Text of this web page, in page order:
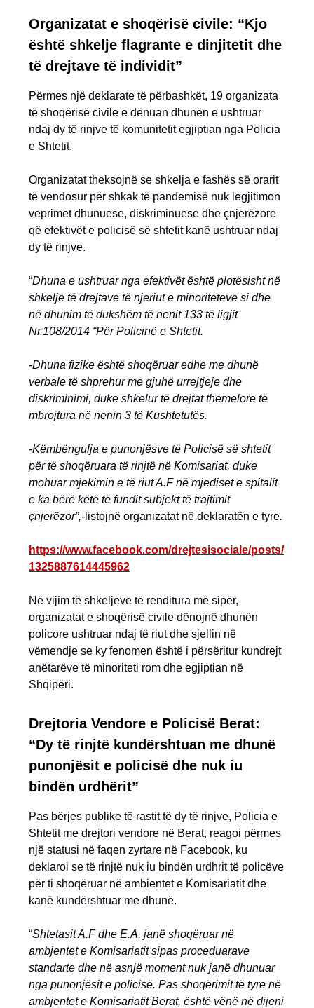
Organizatat e shoqërisë civile: “Kjo
është shkelje flagrante e dinjitetit dhe
të drejtave të individit”
Përmes një deklarate të përbashkët, 19 organizata
të shoqërisë civile e dënuan dhunën e ushtruar
ndaj dy të rinjve të komunitetit egjiptian nga Policia
e Shtetit.
Organizatat theksojnë se shkelja e fashës së orarit
të vendosur për shkak të pandemisë nuk legjitimon
veprimet dhunuese, diskriminuese dhe çnjerëzore
që efektivët e policisë së shtetit kanë ushtruar ndaj
dy të rinjve.
“Dhuna e ushtruar nga efektivët është plotësisht në
shkelje të drejtave të njeriut e minoriteteve si dhe
në dhunim të dukshëm të nenit 133 të ligjit
Nr.108/2014 “Për Policinë e Shtetit.
-Dhuna fizike është shoqëruar edhe me dhunë
verbale të shprehur me gjuhë urrejtjeje dhe
diskriminimi, duke shkelur të drejtat themelore të
mbrojtura në nenin 3 të Kushtetutës.
-Këmbëngulja e punonjësve të Policisë së shtetit
për të shoqëruara të rinjtë në Komisariat, duke
mohuar mjekimin e të riut A.F në mjediset e spitalit
e ka bërë këtë të fundit subjekt të trajtimit
çnjerëzor”,- listojnë organizatat në deklaratën e tyre.
https://www.facebook.com/drejtesisociale/posts/
1325887614445962
Në vijim të shkeljeve të renditura më sipër,
organizatat e shoqërisë civile dënojnë dhunën
policore ushtruar ndaj të riut dhe sjellin në
vëmendje se ky fenomen është i përsëritur kundrejt
anëtarëve të minoriteti rom dhe egjiptian në
Shqipëri.
Drejtoria Vendore e Policisë Berat:
“Dy të rinjtë kundërshtuan me dhunë
punonjësit e policisë dhe nuk iu
bindën urdhërit”
Pas bërjes publike të rastit të dy të rinjve, Policia e
Shtetit me drejtori vendore në Berat, reagoi përmes
një statusi në faqen zyrtare në Facebook, ku
deklaroi se të rinjtë nuk iu bindën urdhrit të policëve
për ti shoqëruar në ambientet e Komisariatit dhe
kanë kundërshtuar me dhunë.
“Shtetasit A.F dhe E.A, janë shoqëruar në
ambjentet e Komisariatit sipas proceduarave
standarte dhe në asnjë moment nuk janë dhunuar
nga punonjësit e policisë. Pas shoqërimit të tyre në
ambjentet e Komisariatit Berat, është vënë në dijeni